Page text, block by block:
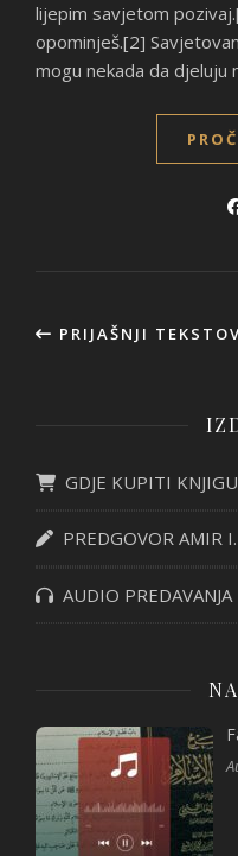
lijepim savjetom
opominješ.[2]
mogu nekada da djeluju
PRIJAŠNJI
GDJE KUPITI
PREDGOVOR AMIR I.
AUDIO PREDAVANJA